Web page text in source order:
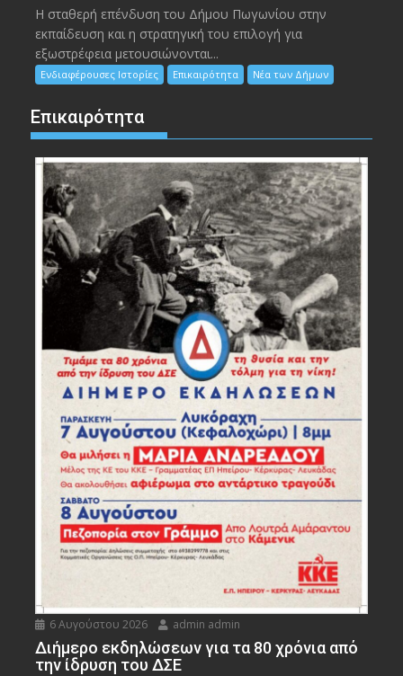
Η σταθερή επένδυση του Δήμου Πωγωνίου στην
εκπαίδευση και η στρατηγική του επιλογή για
εξωστρέφεια μετουσιώνονται...
Ενδιαφέρουσες Ιστορίες Επικαιρότητα Νέα των Δήμων
Επικαιρότητα
6 Αυγούστου 2026 admin admin
Διήμερο εκδηλώσεων για τα 80 χρόνια από
την ίδρυση του ΔΣΕ